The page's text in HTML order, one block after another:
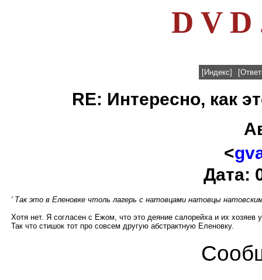
D V D
[Индекс]
RE: Интересно, как
<
Дата:
' Так это в Еленовке чтоль лагерь с натовцами натовцы
Хотя нет. Я согласен с Ежом, что это деяние салорейха и их хозяев
Так что стишок тот про совсем другую абстрактную Еленовку.